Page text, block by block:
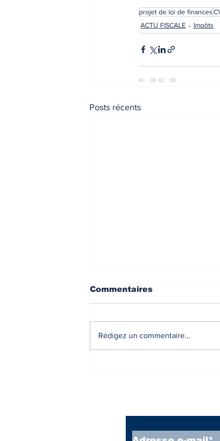
INDICES & INDEX VIE
projet de loi de finances
ACTU FISCALE
Impôts
Posts récents
Commentaires
Rédigez un commentaire...